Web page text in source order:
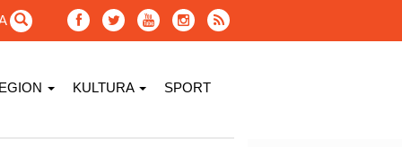
KULTURA SPORT